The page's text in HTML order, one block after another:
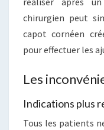
chirurgien peut
capot cornéen
pour effectuer les
Les
Indications plus
Tous les patients